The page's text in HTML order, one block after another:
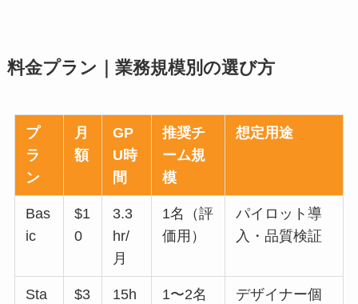
料金プラン｜業務規模別の選び方
プ
ラ
ン
月
額
GP
U時
間
推奨チ
ーム規
模
想定用途
Bas
ic
$1
0
3.3
hr/
月
1名（評
価用）
パイロット導
入・品質検証
Sta
$3
15h
1〜2名
デザイナー個